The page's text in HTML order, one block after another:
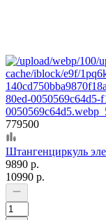
779500
Штангенциркуль
9890 р.
10990 р.